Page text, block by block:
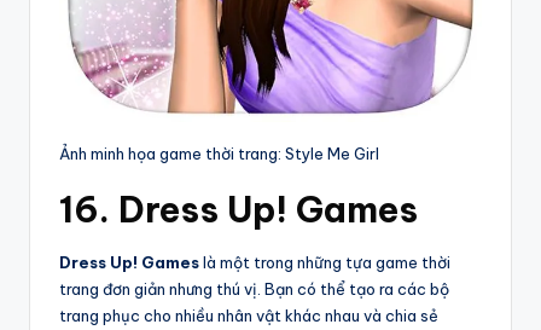
Ảnh minh họa game thời trang: Style Me Girl
16. Dress Up! Games
Dress Up! Gameslà một trong những tựa game thời
trang đơn giản nhưng thú vị. Bạn có thể tạo ra các bộ
trang phục cho nhiều nhân vật khác nhau và chia sẻ